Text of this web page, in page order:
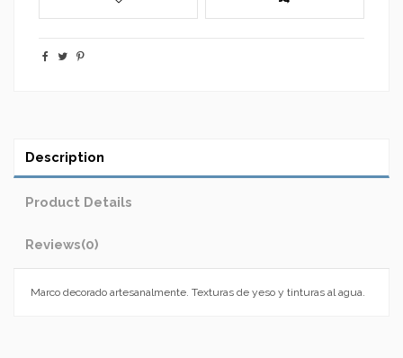
Description
Product Details
Reviews(0)
Marco decorado artesanalmente. Texturas de yeso y tinturas al agua.